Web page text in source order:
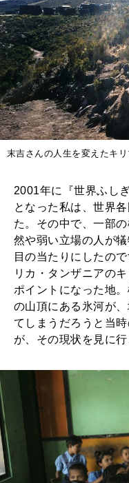
末吉さんの人生を変えたキリ
2001年に『世界ふし
となった私は、世界
た。その中で、一部
然や弱い立場の人が
目の当たりにしたの
リカ・タンザニアの
ポイントになった地
の山頂にある氷河が
てしまうだろうと当
が、その現状を見に